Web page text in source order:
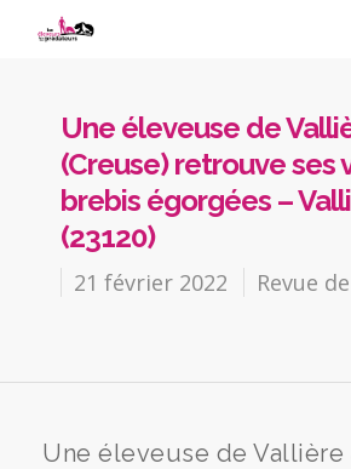
Une éleveuse de
(Creuse) retrouve ses
brebis égorgées –
(23120)
21 février 2022 Revue
Une éleveuse de Vallière